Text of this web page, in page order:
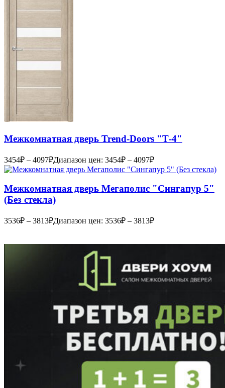
Межкомнатная дверь Trend-Doоrs "Т-4"
3454₽ – 4097₽Диапазон цен: 3454₽ – 4097₽
Межкомнатная дверь Мегаполис "Сингапур 5"
(Без стекла)
3536₽ – 3813₽Диапазон цен: 3536₽ – 3813₽